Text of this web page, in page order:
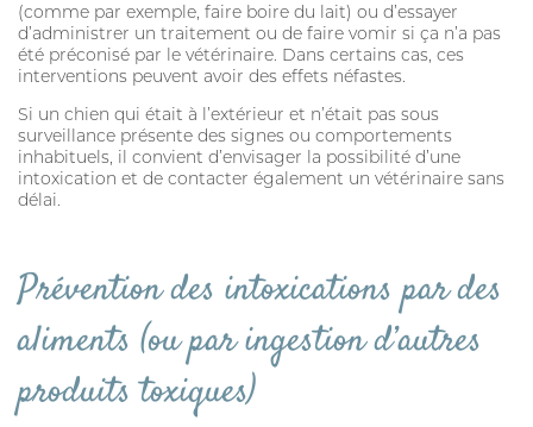
(comme par exemple, faire boire du lait) ou d’essayer
d’administrer un traitement ou de faire vomir si ça n’a pas
été préconisé par le vétérinaire. Dans certains cas, ces
interventions peuvent avoir des effets néfastes.
Si un chien qui était à l’extérieur et n’était pas sous
surveillance présente des signes ou comportements
inhabituels, il convient d’envisager la possibilité d’une
intoxication et de contacter également un vétérinaire sans
délai.
Prévention des intoxications par des
aliments (ou par ingestion d’autres
produits toxiques)